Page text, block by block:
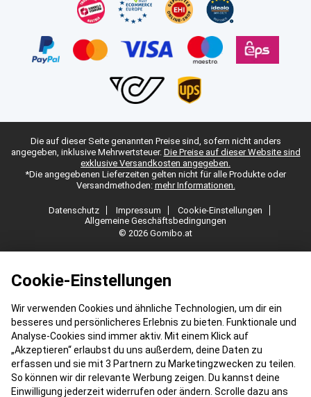
Cookie-Einstellungen
Wir verwenden Cookies und ähnliche Technologien, um dir ein
besseres und persönlicheres Erlebnis zu bieten. Funktionale und
Analyse-Cookies sind immer aktiv. Mit einem Klick auf
„Akzeptieren“ erlaubst du uns außerdem, deine Daten zu
erfassen und sie mit 3 Partnern zu Marketingzwecken zu teilen.
So können wir dir relevante Werbung zeigen. Du kannst deine
Einwilligung jederzeit widerrufen oder ändern. Scrolle dazu ans
Die auf dieser Seite genannten Preise sind, sofern nicht anders
angegeben, inklusive Mehrwertsteuer. Die Preise auf dieser Website sind
exklusive Versandkosten angegeben.
*Die angegebenen Lieferzeiten gelten nicht für alle Produkte oder
Versandmethoden: mehr Informationen.
Datenschutz Impressum
Cookie-Einstellungen
Allgemeine Geschäftsbedingungen
© 2026 Gomibo.at